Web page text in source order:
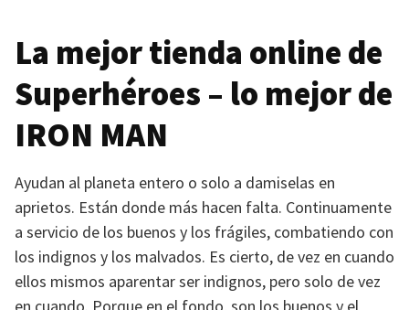
La mejor tienda online de
Superhéroes – lo mejor de
IRON MAN
Ayudan al planeta entero o solo a damiselas en
aprietos. Están donde más hacen falta. Continuamente
a servicio de los buenos y los frágiles, combatiendo con
los indignos y los malvados. Es cierto, de vez en cuando
ellos mismos aparentar ser indignos, pero solo de vez